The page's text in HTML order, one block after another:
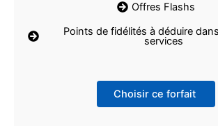
Offres Flashs
Points de fidélités à déduire
services
Choisir ce forfait